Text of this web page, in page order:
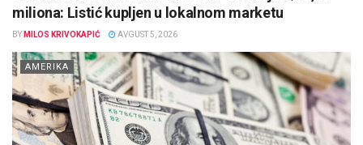
miliona: Listić kupljen u lokalnom marketu
BY MILOS KRIVOKAPIĆ AVGUST 5, 2026
AMERIKA